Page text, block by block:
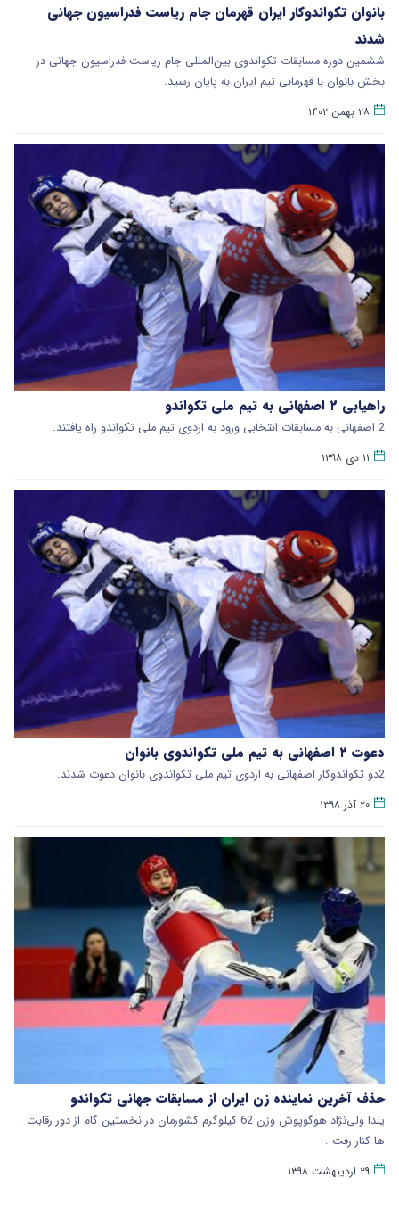
بانوان تکواندوکار ایران قهرمان جام ریاست فدراسیون جهانی
شدند
ششمین دوره مسابقات تکواندوی بین‌المللی جام ریاست فدراسیون جهانی در
بخش بانوان با قهرمانی تیم ایران به پایان رسید.
۲۸ بهمن ۱۴۰۲
راهیابی ۲ اصفهانی به تیم ملی تکواندو
2 اصفهانی به مسابقات انتخابی ورود به اردوی تیم ‌ملی تکواندو راه یافتند.
۱۱ دی ۱۳۹۸
دعوت ۲ اصفهانی به تیم ملی تکواندوی بانوان
2دو تکواندوکار اصفهانی به اردوی تیم ملی تکواندوی بانوان دعوت شدند.
۲۰ آذر ۱۳۹۸
حذف آخرین نماینده زن ایران از مسابقات جهانی تکواندو
یلدا ولی‌نژاد هوگوپوش وزن 62 کیلوگرم کشورمان در نخستین گام از دور رقابت
ها کنار رفت .
۲۹ اردیبهشت ۱۳۹۸